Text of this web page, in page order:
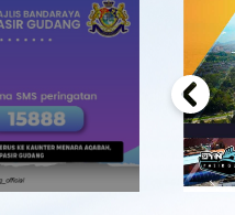
Previous